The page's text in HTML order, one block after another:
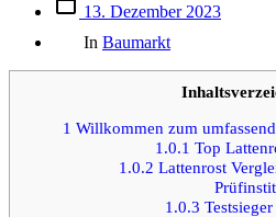
Beitrags
des
Beitrags
13. Dezember 2023
In Baumarkt
1 Willkommen zum
1.0.1 Top
1.0.2 Lattenrost
1.0.3